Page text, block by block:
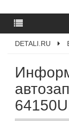
DETALI.RU